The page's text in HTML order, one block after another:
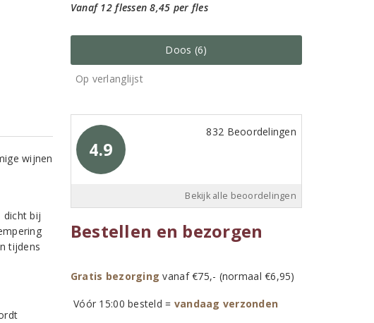
wijnen
dicht bij
tijdens
Vanaf 12 flessen 8,45 per fles
Doos (6)
Op verlanglijst
4.9
832 Beoordelingen
Bekijk alle beoordelingen
Bestellen en bezorgen
Gratis bezorging vanaf €75,- (normaal €6,95)
Vóór 15:00 besteld = vandaag verzonden